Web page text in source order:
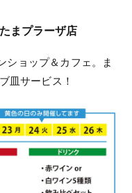
まプラーザ店
ショップ＆カフェ。ま
皿サービス！